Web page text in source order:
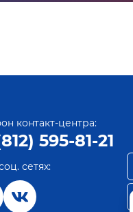
контакт-центра:
595-81-21
сетях: